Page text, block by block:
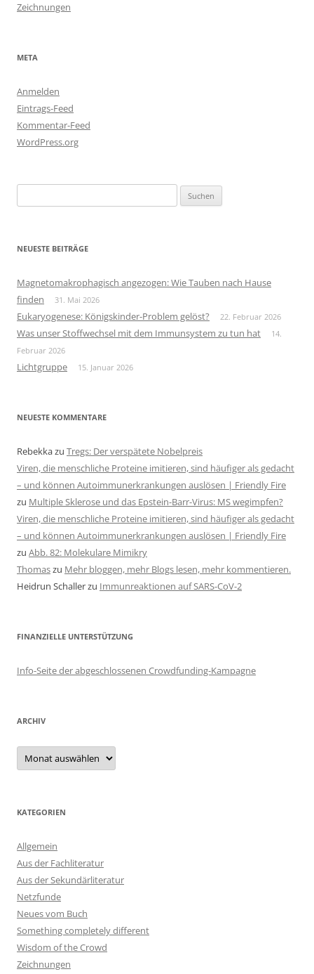
Zeichnungen
META
Anmelden
Eintrags-Feed
Kommentar-Feed
WordPress.org
nach:
NEUESTE BEITRÄGE
Magnetomakrophagisch angezogen: Wie Tauben nach Hause
finden
31. Mai 2026
Eukaryogenese: Königskinder-Problem gelöst? 22. Februar 2026
Was unser Stoffwechsel mit dem Immunsystem zu tun hat
14.
Februar 2026
Lichtgruppe 15. Januar 2026
NEUESTE KOMMENTARE
Rebekkazu Tregs: Der verspätete Nobelpreis
Viren, die menschliche Proteine imitieren, sind häufiger als gedacht
– und können Autoimmunerkrankungen auslösen | Friendly Fire
zu Multiple Sklerose und das Epstein-Barr-Virus: MS wegimpfen?
Viren, die menschliche Proteine imitieren, sind häufiger als gedacht
– und können Autoimmunerkrankungen auslösen | Friendly Fire
zu Abb. 82: Molekulare Mimikry
Thomaszu Mehr bloggen, mehr Blogs lesen, mehr kommentieren.
Heidrun Schallerzu Immunreaktionen auf SARS-CoV-2
FINANZIELLE UNTERSTÜTZUNG
Info-Seite der abgeschlossenen Crowdfunding-Kampagne
ARCHIV
Archiv
KATEGORIEN
Allgemein
Aus der Fachliteratur
Aus der Sekundärliteratur
Netzfunde
Neues vom Buch
Something completely different
Wisdom of the Crowd
Zeichnungen